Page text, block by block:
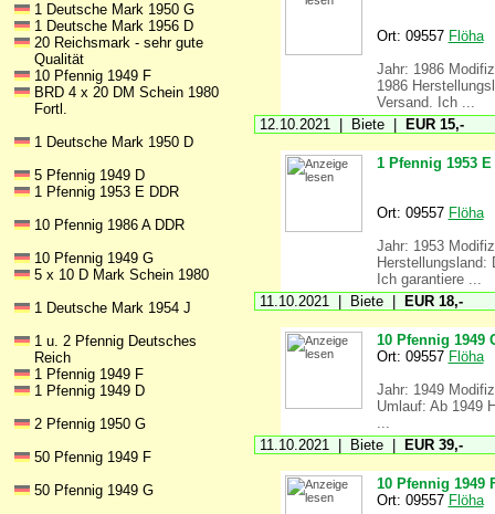
1 Deutsche Mark 1950 G
1 Deutsche Mark 1956 D
20 Reichsmark - sehr gute
Qualität
10 Pfennig 1949 F
BRD 4 x 20 DM Schein 1980
Fortl.
1 Deutsche Mark 1950 D
5 Pfennig 1949 D
1 Pfennig 1953 E DDR
10 Pfennig 1986 A DDR
10 Pfennig 1949 G
5 x 10 D Mark Schein 1980
1 Deutsche Mark 1954 J
1 u. 2 Pfennig Deutsches
Reich
1 Pfennig 1949 F
1 Pfennig 1949 D
2 Pfennig 1950 G
50 Pfennig 1949 F
50 Pfennig 1949 G
Ort: 09557 Flöha
Jahr: 1986
1986
Versand. Ich ...
12.10.2021 | Biete |
EUR 15,-
1 Pfennig 1953 E
Ort: 09557 Flöha
Jahr: 1953
Herstellungsland:
Ich garantiere ...
11.10.2021 | Biete |
EUR 18,-
10 Pfennig 1949
Ort: 09557 Flöha
Jahr: 1949
Umlauf: Ab 1949
...
11.10.2021 | Biete |
EUR 39,-
10 Pfennig 1949
Ort: 09557 Flöha